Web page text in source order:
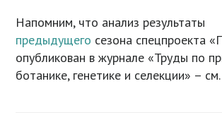
Напомним, что анализ результаты
предыдущего сезона спецпроекта
опубликован в журнале «Труды по
ботанике, генетике и селекции» –